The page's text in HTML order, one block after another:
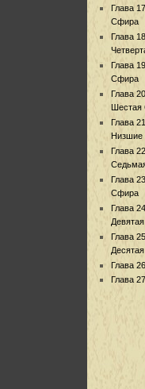
Глава
Сфира
Глава
Глава
Сфира
Глава
Шестая
Глава
Глава
Глава
Сфира
Глава
Глава
Глава
Глава